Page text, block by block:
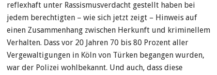
reflexhaft unter Rassismusverdacht gestellt haben bei
jedem berechtigten – wie sich jetzt zeigt – Hinweis auf
einen Zusammenhang zwischen Herkunft und kriminellem
Verhalten. Dass vor 20 Jahren 70 bis 80 Prozent aller
Vergewaltigungen in Köln von Türken begangen wurden,
war der Polizei wohlbekannt. Und auch, dass diese